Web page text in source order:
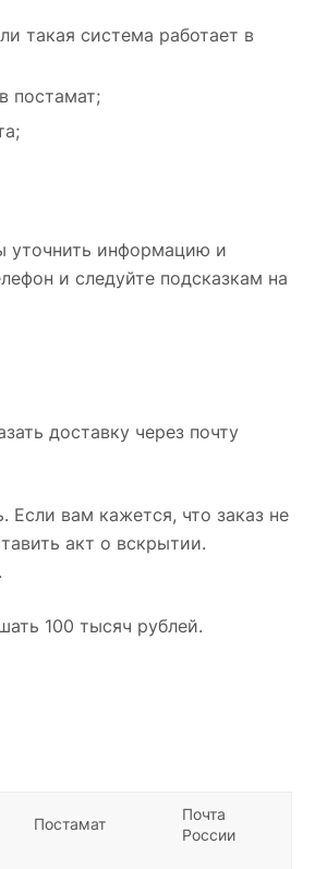
такая система работает в
постамат;
уточнить информацию и
и следуйте подсказкам на
доставку через почту
Если вам кажется, что заказ не
акт о вскрытии.
100 тысяч рублей.
Постамат
Почта
России